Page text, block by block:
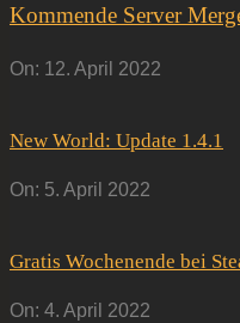
Kommende Server
On: 12. April 2022
New World: Update 1.4.1
On: 5. April 2022
Gratis Wochenende bei
On: 4. April 2022